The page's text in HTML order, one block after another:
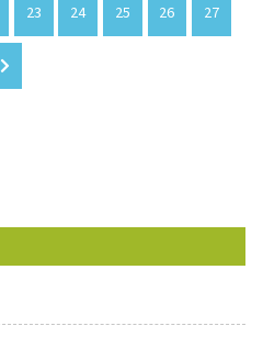
23 24 25 26 27